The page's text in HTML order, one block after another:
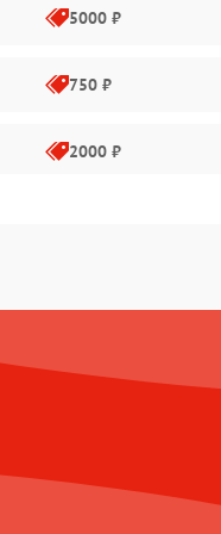
5000 ₽
750 ₽
2000 ₽
500 ₽